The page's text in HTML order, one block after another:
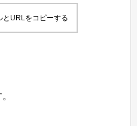
とURLをコピーする